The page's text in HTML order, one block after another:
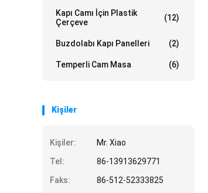
Kapı Camı İçin Plastik
Çerçeve
(12)
Buzdolabı Kapı Panelleri (2)
Temperli Cam Masa (6)
Kişiler
Kişiler:
Mr. Xiao
Tel:
86-13913629771
Faks:
86-512-52333825